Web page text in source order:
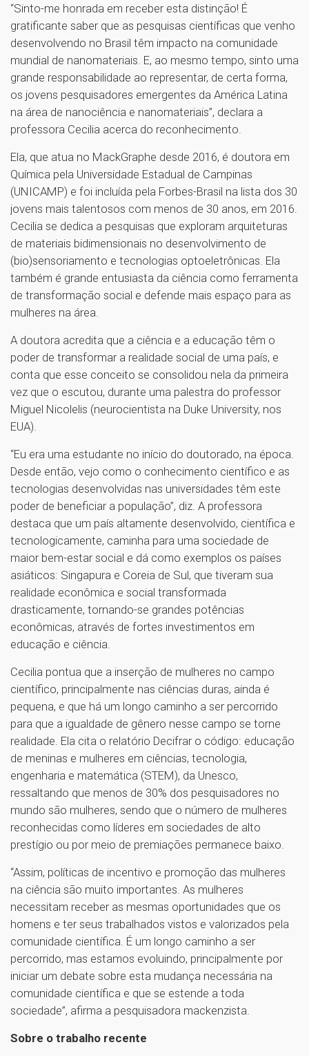
“Sinto-me honrada em receber esta distinção! É
gratificante saber que as pesquisas científicas que venho
desenvolvendo no Brasil têm impacto na comunidade
mundial de nanomateriais. E, ao mesmo tempo, sinto uma
grande responsabilidade ao representar, de certa forma,
os jovens pesquisadores emergentes da América Latina
na área de nanociência e nanomateriais”, declara a
professora Cecilia acerca do reconhecimento.
Ela, que atua no MackGraphe desde 2016, é doutora em
Química pela Universidade Estadual de Campinas
(UNICAMP) e foi incluída pela Forbes-Brasil na lista dos 30
jovens mais talentosos com menos de 30 anos, em 2016.
Cecilia se dedica a pesquisas que exploram arquiteturas
de materiais bidimensionais no desenvolvimento de
(bio)sensoriamento e tecnologias optoeletrônicas. Ela
também é grande entusiasta da ciência como ferramenta
de transformação social e defende mais espaço para as
mulheres na área.
A doutora acredita que a ciência e a educação têm o
poder de transformar a realidade social de uma país, e
conta que esse conceito se consolidou nela da primeira
vez que o escutou, durante uma palestra do professor
Miguel Nicolelis (neurocientista na Duke University, nos
EUA).
“Eu era uma estudante no início do doutorado, na época.
Desde então, vejo como o conhecimento científico e as
tecnologias desenvolvidas nas universidades têm este
poder de beneficiar a população”, diz. A professora
destaca que um país altamente desenvolvido, científica e
tecnologicamente, caminha para uma sociedade de
maior bem-estar social e dá como exemplos os países
asiáticos: Singapura e Coreia de Sul, que tiveram sua
realidade econômica e social transformada
drasticamente, tornando-se grandes potências
econômicas, através de fortes investimentos em
educação e ciência.
Cecilia pontua que a inserção de mulheres no campo
científico, principalmente nas ciências duras, ainda é
pequena, e que há um longo caminho a ser percorrido
para que a igualdade de gênero nesse campo se torne
realidade. Ela cita o relatório Decifrar o código: educação
de meninas e mulheres em ciências, tecnologia,
engenharia e matemática (STEM), da Unesco,
ressaltando que menos de 30% dos pesquisadores no
mundo são mulheres, sendo que o número de mulheres
reconhecidas como líderes em sociedades de alto
prestígio ou por meio de premiações permanece baixo.
“Assim, políticas de incentivo e promoção das mulheres
na ciência são muito importantes. As mulheres
necessitam receber as mesmas oportunidades que os
homens e ter seus trabalhados vistos e valorizados pela
comunidade científica. É um longo caminho a ser
percorrido, mas estamos evoluindo, principalmente por
iniciar um debate sobre esta mudança necessária na
comunidade científica e que se estende a toda
sociedade”, afirma a pesquisadora mackenzista.
Sobre o trabalho recente